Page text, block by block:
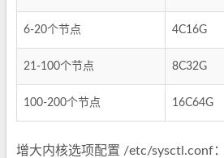
6-20个节点 4C16G
21-100个节点 8C32G
100-200个节点 16C64G
增大内核选项配置 /etc/sysctl.conf：